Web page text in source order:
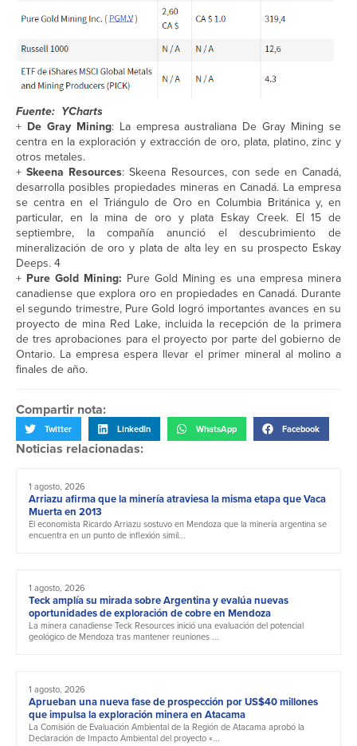
Fuente: YCharts
+ De Gray Mining: La empresa australiana De Gray Mining se
centra en la exploración y extracción de oro, plata, platino, zinc y
otros metales.
+Skeena Resources: Skeena Resources, con sede en Canadá,
desarrolla posibles propiedades mineras en Canadá. La empresa
se centra en el Triángulo de Oro en Columbia Británica y, en
particular, en la mina de oro y plata Eskay Creek. El 15 de
septiembre, la compañía anunció el descubrimiento de
mineralización de oro y plata de alta ley en su prospecto Eskay
Deeps. 4
+ Pure Gold Mining: Pure Gold Mining es una empresa minera
canadiense que explora oro en propiedades en Canadá. Durante
el segundo trimestre, Pure Gold logró importantes avances en su
proyecto de mina Red Lake, incluida la recepción de la primera
de tres aprobaciones para el proyecto por parte del gobierno de
Ontario. La empresa espera llevar el primer mineral al molino a
finales de año.
Compartir nota:
Twitter LinkedIn WhatsApp Facebook
Noticias relacionadas:
1 agosto, 2026
Arriazu afirma que la minería atraviesa la misma etapa que Vaca
Muerta en 2013
El economista Ricardo Arriazu sostuvo en Mendoza que la minería argentina se
encuentra en un punto de inflexión simil...
1 agosto, 2026
Teck amplía su mirada sobre Argentina y evalúa nuevas
oportunidades de exploración de cobre en Mendoza
La minera canadiense Teck Resources inició una evaluación del potencial
geológico de Mendoza tras mantener reuniones ...
1 agosto, 2026
Aprueban una nueva fase de prospección por US$40 millones
que impulsa la exploración minera en Atacama
La Comisión de Evaluación Ambiental de la Región de Atacama aprobó la
Declaración de Impacto Ambiental del proyecto «...